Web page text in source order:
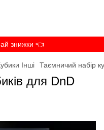
знижки 👈
Інші Таємничий набір
для DnD